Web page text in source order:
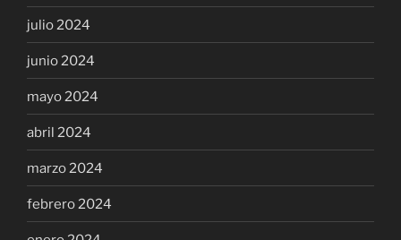
julio 2024
junio 2024
mayo 2024
abril 2024
marzo 2024
febrero 2024